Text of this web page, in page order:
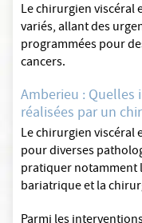
Le chirurgien viscéral
variés, allant des
programmées pour
cancers.
Amberieu :
réalisées par un
Le chirurgien viscéral
pour diverses
pratiquer notamment
bariatrique et la